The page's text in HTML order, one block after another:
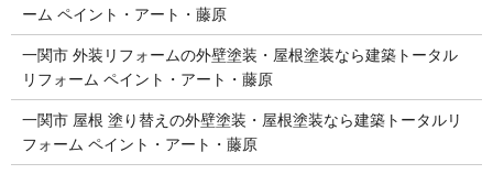
ーム ペイント・アート・藤原
一関市 外装リフォームの外壁塗装・屋根塗装なら建築トータル
リフォーム ペイント・アート・藤原
一関市 屋根 塗り替えの外壁塗装・屋根塗装なら建築トータルリ
フォーム ペイント・アート・藤原